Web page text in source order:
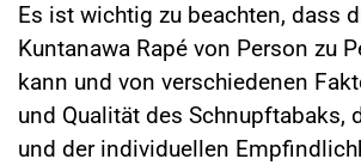
Es ist wichtig zu beachten, dass
Kuntanawa Rapé von Person zu
kann und von verschiedenen
und Qualität des Schnupftabaks,
und der individuellen